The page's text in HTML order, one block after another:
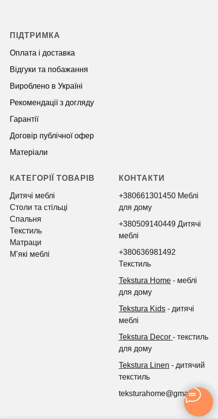
ПІДТРИМКА
Оплата і доставка
Відгуки та побажання
Вироблено в Україні
Рекомендації з догляду
Гарантії
Договір публічної офер
Матеріали
КАТЕГОРІЇ ТОВАРІВ
Дитячі меблі
Столи та стільці
Спальня
Текстиль
Матраци
Мʼякі меблі
КОНТАКТИ
+380661301450 Меблі
для дому
+380509140449 Дитячі
меблі
+380636981492
Текстиль
Tekstura Home - меблі
для дому
Tekstura Kids - дитячі
меблі
Tekstura Decor - текстиль
для дому
Tekstura Linen - дитячий
текстиль
teksturahome@gmail.com